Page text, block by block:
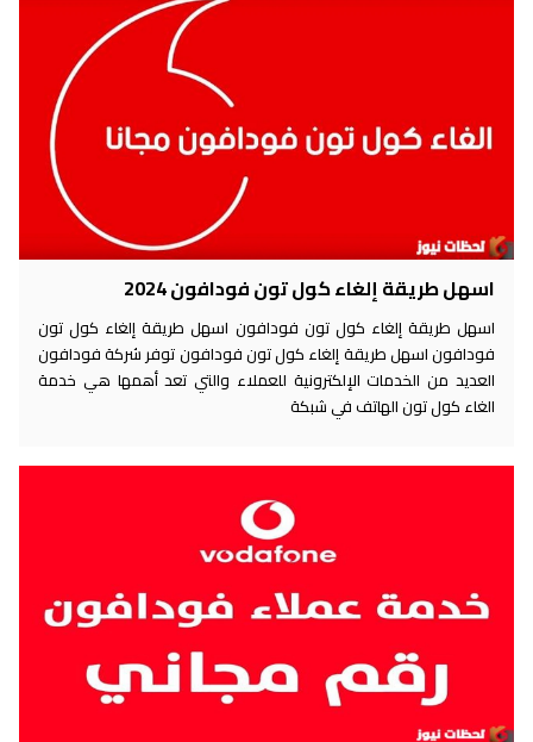
اسهل طريقة إلغاء كول تون فودافون 2024
اسهل طريقة إلغاء كول تون فودافون اسهل طريقة إلغاء كول تون
فودافون اسهل طريقة إلغاء كول تون فودافون توفر شركة فودافون
العديد من الخدمات الإلكترونية للعملاء والتي تعد أهمها هي خدمة
الغاء كول تون الهاتف في شبكة